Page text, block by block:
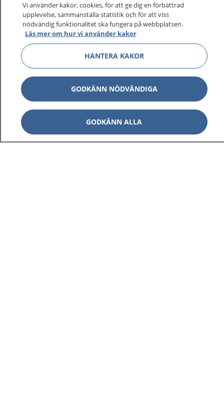
Vi använder kakor, cookies, för att ge dig en förbättrad
upplevelse, sammanställa statistik och för att viss
nödvändig funktionalitet ska fungera på webbplatsen.
Läs mer om hur vi använder kakor
HANTERA KAKOR
GODKÄNN NÖDVÄNDIGA
GODKÄNN ALLA